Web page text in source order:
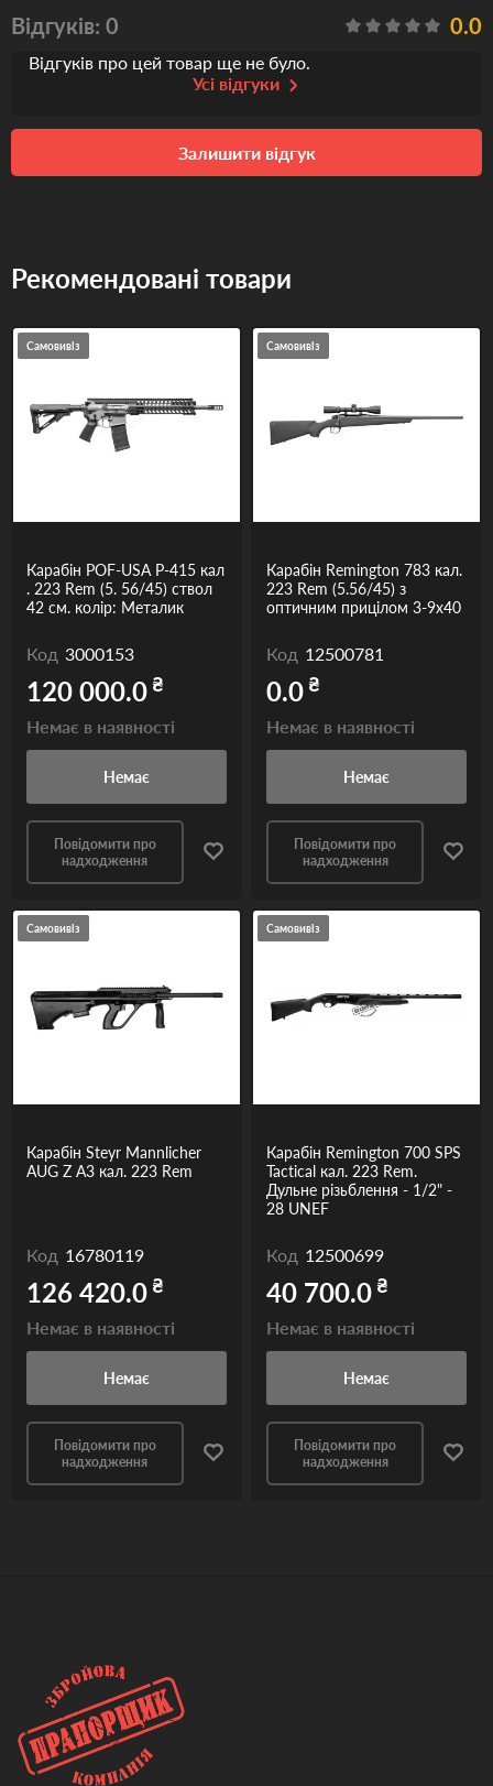
Відгуків: 0 0.0
Відгуків про цей товар ще не було.
Усі відгуки
Залишити відгук
Рекомендовані товари
Самовивіз
Карабін POF-USA P-415 кал
. 223 Rem (5. 56/45) ствол
42 см. колір: Металик
Код 3000153
120 000.0₴
Немає в наявності
Немає
Повідомити про
надходження
Самовивіз
Карабін Remington 783 кал.
223 Rem (5.56/45) з
оптичним прицілом 3-9х40
Код 12500781
0.0₴
Немає в наявності
Немає
Повідомити про
надходження
Самовивіз
Карабін Steyr Mannlicher
AUG Z A3 кал. 223 Rem
Код 16780119
126 420.0₴
Немає в наявності
Немає
Повідомити про
надходження
Самовивіз
Карабін Remington 700 SPS
Tactical кал. 223 Rem.
Дульне різьблення - 1/2" -
28 UNEF
Код 12500699
40 700.0₴
Немає в наявності
Немає
Повідомити про
надходження